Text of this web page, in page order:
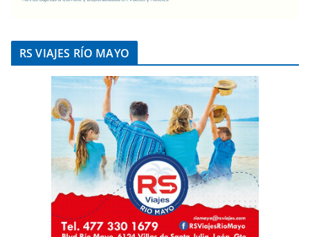
RS VIAJES RÍO MAYO